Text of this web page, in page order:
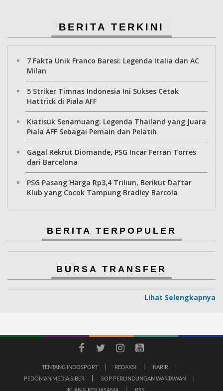
BERITA TERKINI
7 Fakta Unik Franco Baresi: Legenda Italia dan AC
Milan
5 Striker Timnas Indonesia Ini Sukses Cetak
Hattrick di Piala AFF
Kiatisuk Senamuang: Legenda Thailand yang Juara
Piala AFF Sebagai Pemain dan Pelatih
Gagal Rekrut Diomande, PSG Incar Ferran Torres
dari Barcelona
PSG Pasang Harga Rp3,4 Triliun, Berikut Daftar
Klub yang Cocok Tampung Bradley Barcola
BERITA TERPOPULER
BURSA TRANSFER
Lihat Selengkapnya
TENTANG INDOSPORT REDAKSI
KARIR
PEDOMAN MEDIA SIBER
SOP PERLINDUNGAN WARTAWAN
IKLAN & KERJASAMA
RSS